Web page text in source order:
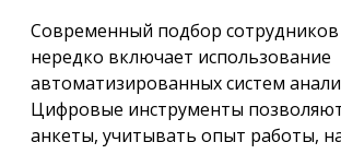
Современный подбор
нередко включает использование
автоматизированных систем
Цифровые инструменты
анкеты, учитывать опыт работы,